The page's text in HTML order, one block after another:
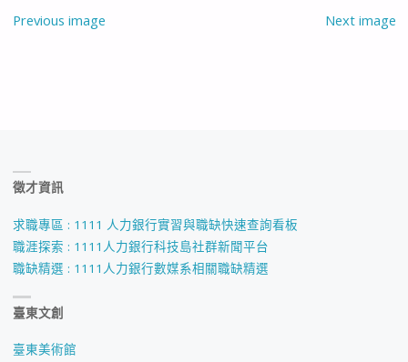
Previous image Next image
徵才資訊
求職專區 : 1111 人力銀行實習與職缺快速查詢看板
職涯探索 : 1111人力銀行科技島社群新聞平台
職缺精選 : 1111人力銀行數媒系相關職缺精選
臺東文創
臺東美術館